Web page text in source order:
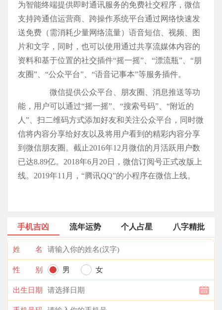
为智能终端提供即时通讯服务的免费社交程序，微信
支持跨通信运营商、跨操作系统平台通过网络快速发
送免费（需消耗少量网络流量）语音短信、视频、图
片和文字，同时，也可以使用通过共享流媒体内容的
资料和基于位置的社交插件“摇一摇”、“漂流瓶”、“朋
友圈”、“公众平台”、“语音记事本”等服务插件。
微信提供公众平台、朋友圈、消息推送等功
能，用户可以通过“摇一摇”、“搜索号码”、“附近的
人”、扫二维码方式添加好友和关注公众平台，同时微
信将内容分享给好友以及将用户看到的精彩内容分享
到微信朋友圈。截止2016年12月微信的月活跃用户数
已达8.89亿。2018年6月20日，微信订阅号正式改版上
线。2019年11月，“腾讯QQ”的小程序在微信上线。
手机吉凶 流年运势 个人占星 八字精批
姓 名
性 别 男 女
出生日期